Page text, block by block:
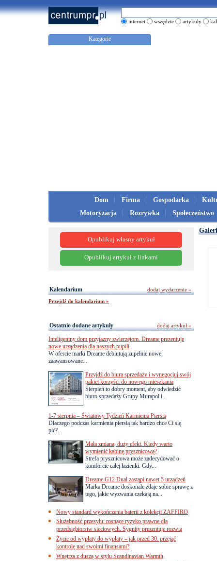
internet wszędzie artykuły
Kategorie
Dom Firma Gospodarka
Motoryzacja
Rozrywka Społeczeństwo
Opublikuj własny artykuł
Opublikuj artykuł z linkami
Kalendarium
Przejdź do kalendarium »
dodaj wydarzenie »
Ostatnio dodane artykuły
Inteligentny dom przyjazny zwierzętom. Dreame prezentuje
nowe urządzenia dla naszych pupili
W ofercie marki Dreame debiutują zupełnie nowe,
zaawansowane...
Przyjdź do biura sprzedaży i wynegocjuj swój
pakiet korzyści do nowego mieszkania
Sierpień to dobry moment, aby odwiedzić
biuro sprzedaży Grupy Murapol i...
1-7 sierpnia – Światowy Tydzień Karmienia Piersią
Dlaczego podczas karmienia piersią tak bardzo chce Ci się
pić?...
Mała zmiana, duży efekt. Kiedy warto
wymienić kabinę prysznicową?
Strefa prysznicowa może zadecydować o
komforcie całej łazienki. Gdy...
Dreame G12 Dual zastąpi nawet 5 urządzeń
Marka Dreame doskonale zdaje sobie sprawę z
tego, jakie wyzwania czekają na...
Nowy standard wykończenia baterii z kolekcji ZAFFIRO
Służebność przesyłu: rosnące ryzyko prawne dla
przedsiębiorstw sieciowych. Sygnity prezentuje rozwią
Życie od wypłaty do wypłaty – jak przed 30. przejąć
kontrolę nad swoimi finansami?
Wnętrza z duszą w stylu Scandinavian Warmth
dodaj artykuł »